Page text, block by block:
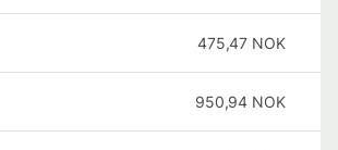
475,47 NOK
950,94 NOK